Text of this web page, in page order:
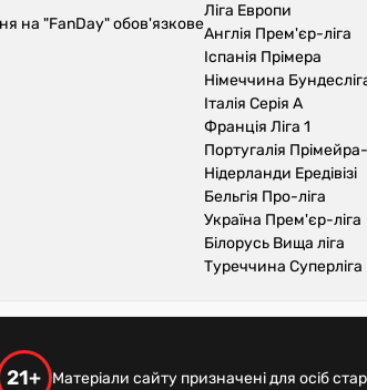
на "FanDay" обов'язкове
Ліга Европи
Англія Прем'єр-ліга
Іспанія Прімера
Німеччина
Італія Серія А
Франція Ліга 1
Португалія Прімейра-
Нідерланди Ередівізі
Бельгія Про-ліга
Україна Прем'єр-ліга
Білорусь Вища ліга
Туреччина Суперліга
21+ Матеріали сайту призначені для осіб